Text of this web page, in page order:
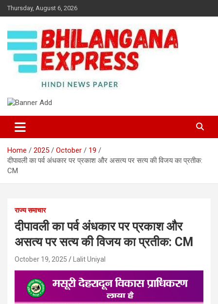
Skip
to
Thursday, August 6, 2026
Bhilangana Express
Home 2025 October
19
दीपावली का पर्व अंधकार पर प्रकाश और असत्य पर सत्य की विजय का प्रतीक:
CM
राज्य समाचार
दीपावली का पर्व अंधकार पर प्रकाश और
असत्य पर सत्य की विजय का प्रतीक: CM
October 19, 2025 Lalit Uniyal